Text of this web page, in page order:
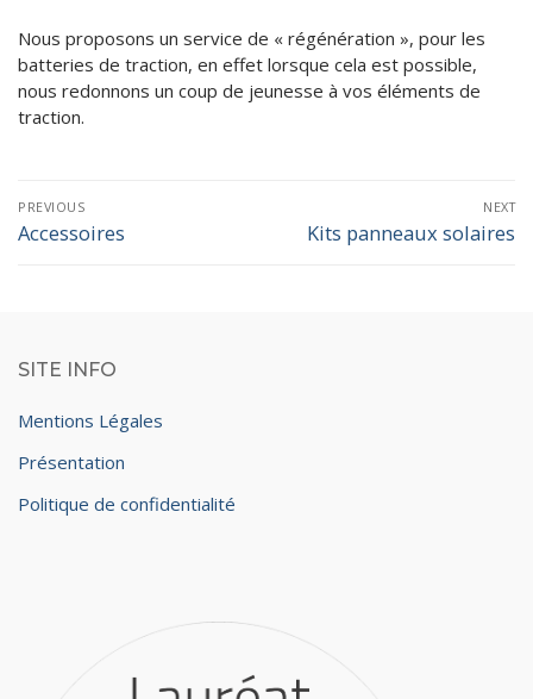
Nous proposons un service de « régénération », pour les
batteries de traction, en effet lorsque cela est possible,
nous redonnons un coup de jeunesse à vos éléments de
traction.
Navigation
de
PREVIOUS
Previous
Accessoires
NEXT
Next
Kits panneaux solaires
SITE INFO
Mentions Légales
Présentation
Politique de confidentialité